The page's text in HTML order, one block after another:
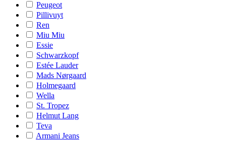
Peugeot
Pillivuyt
Ren
Miu Miu
Essie
Schwarzkopf
Estée Lauder
Mads Nørgaard
Holmegaard
Wella
St. Tropez
Helmut Lang
Teva
Armani Jeans